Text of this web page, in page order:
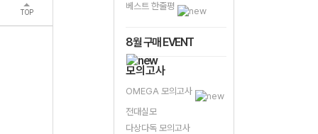
TOP
베스트 한줄평
8월 구매 EVENT
모의고사
OMEGA 모의고사
전대실모
다상다독 모의고사